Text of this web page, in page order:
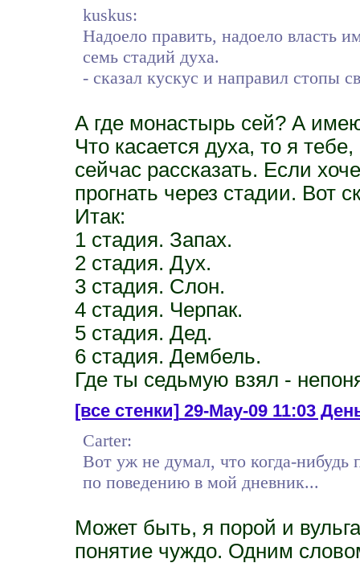
kuskus:
Надоело править, надоело власть
семь стадий духа.
- сказал кускус и направил стопы
А где монастырь сей? А
Что касается духа, то я
сейчас рассказать. Если
прогнать через стадии. Вот
Итак:
1 стадия. Запах.
2 стадия. Дух.
3 стадия. Слон.
4 стадия. Черпак.
5 стадия. Дед.
6 стадия. Дембель.
Где ты седьмую взял -
[все стенки]29-May-09 11:03
Carter:
Вот уж не думал, что когда-нибудь
по поведению в мой дневник...
Может быть, я порой и
понятие чуждо. Одним